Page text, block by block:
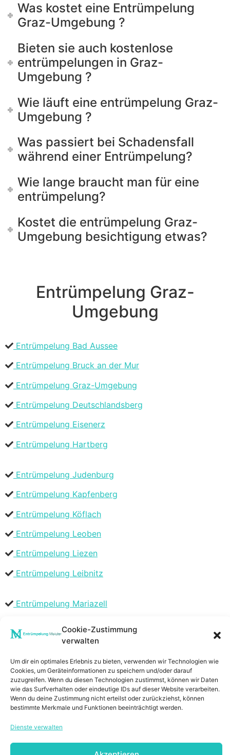
Cookie-Zustimmung
verwalten
Um dir ein optimales Erlebnis zu bieten, verwenden wir Technologien wie
Cookies, um Geräteinformationen zu speichern und/oder darauf
zuzugreifen. Wenn du diesen Technologien zustimmst, können wir Daten
wie das Surfverhalten oder eindeutige IDs auf dieser Website verarbeiten.
Wenn du deine Zustimmung nicht erteilst oder zurückziehst, können
bestimmte Merkmale und Funktionen beeinträchtigt werden.
Dienste verwalten
Was kostet eine Entrümpelung
Graz-Umgebung ?
Bieten sie auch kostenlose
entrümpelungen in Graz-
Umgebung ?
Wie läuft eine entrümpelung Graz-
Umgebung ?
Was passiert bei Schadensfall
während einer Entrümpelung?
Wie lange braucht man für eine
entrümpelung?
Kostet die entrümpelung Graz-
Umgebung besichtigung etwas?
Entrümpelung Graz-
Umgebung
Entrümpelung Bad Aussee
Entrümpelung Bruck an der Mur
Entrümpelung Graz-Umgebung
Entrümpelung Deutschlandsberg
Entrümpelung Eisenerz
Entrümpelung Hartberg
Entrümpelung Judenburg
Entrümpelung Kapfenberg
Entrümpelung Köflach
Entrümpelung Leoben
Entrümpelung Liezen
Entrümpelung Leibnitz
Entrümpelung Mariazell
Entrümpelung Murau
Entrümpelung Mürzzuschlag
Entrümpelung Südoststeiermark
Entrümpelung Voitsberg